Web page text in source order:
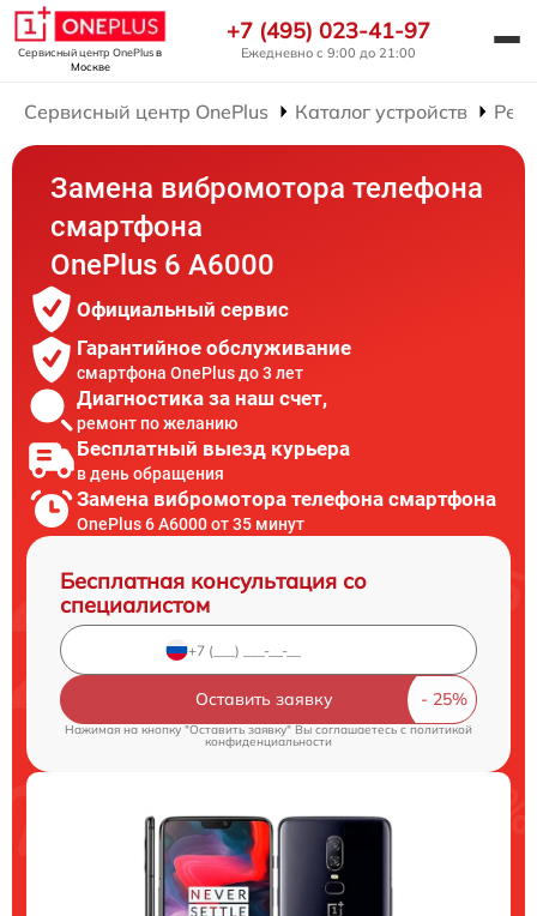
Сервисный центр OnePlusв
Москве
+7 (495) 023-41-97
Ежедневно с 9:00 до 21:00
Сервисный центр OnePlus Каталог устройств
Замена вибромотора телефона
смартфона
OnePlus 6 A6000
Официальный сервис
Гарантийное обслуживание
смартфона OnePlus до 3 лет
Диагностика за наш счет,
ремонт по желанию
Бесплатный выезд курьера
в день обращения
Замена вибромотора телефона смартфона
OnePlus 6 A6000 от 35 минут
Бесплатная консультация со
специалистом
Оставить заявку
Нажимая на кнопку "Оставить заявку" Вы соглашаетесь c политикой
конфиденциальности